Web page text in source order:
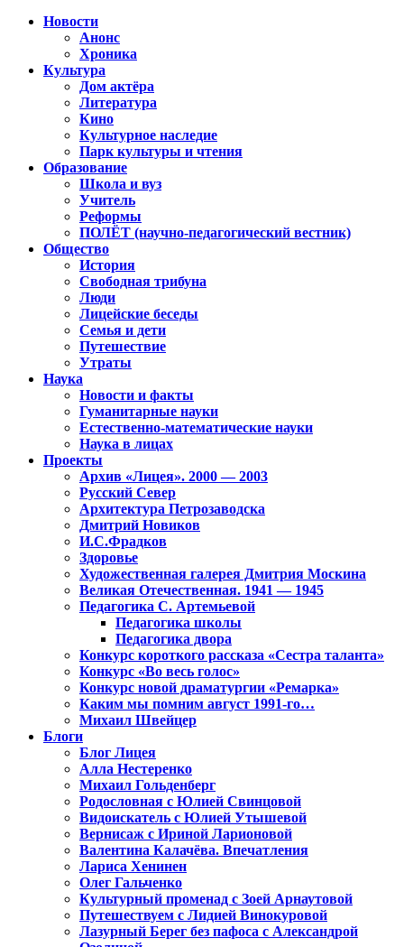
Новости
Анонс
Хроника
Культура
Дом актёра
Литература
Кино
Культурное наследие
Парк культуры и чтения
Образование
Школа и вуз
Учитель
Реформы
ПОЛЁТ (научно-педагогический вестник)
Общество
История
Свободная трибуна
Люди
Лицейские беседы
Семья и дети
Путешествие
Утраты
Наука
Новости и факты
Гуманитарные науки
Естественно-математические науки
Наука в лицах
Проекты
Архив «Лицея». 2000 — 2003
Русский Север
Архитектура Петрозаводска
Дмитрий Новиков
И.С.Фрадков
Здоровье
Художественная галерея Дмитрия Москина
Великая Отечественная. 1941 — 1945
Педагогика С. Артемьевой
Педагогика школы
Педагогика двора
Конкурс короткого рассказа «Сестра таланта»
Конкурс «Во весь голос»
Конкурс новой драматургии «Ремарка»
Каким мы помним август 1991-го…
Михаил Швейцер
Блоги
Блог Лицея
Алла Нестеренко
Михаил Гольденберг
Родословная с Юлией Свинцовой
Видоискатель с Юлией Утышевой
Вернисаж с Ириной Ларионовой
Валентина Калачёва. Впечатления
Лариса Хенинен
Олег Гальченко
Культурный променад с Зоей Арнаутовой
Путешествуем с Лидией Винокуровой
Лазурный Берег без пафоса с Александрой